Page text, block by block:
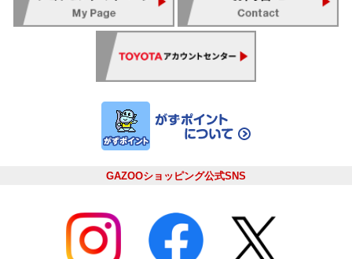
GAZOOショッピング公式SNS